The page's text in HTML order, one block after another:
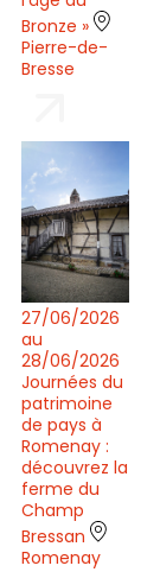
Bronze »
Pierre-de-
Bresse
27/06/2026
au
28/06/2026
Journées du
patrimoine
de pays à
Romenay :
découvrez la
ferme du
Champ
Bressan
Romenay